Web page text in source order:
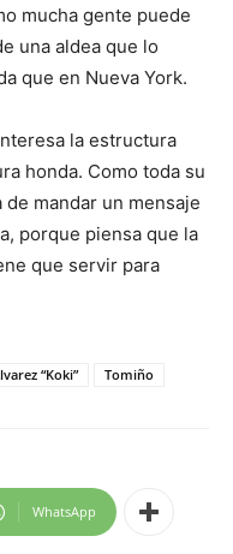
mucha gente puede
una aldea que lo
que en Nueva York.
la estructura
honda. Como toda su
mandar un mensaje
porque piensa que la
que servir para
“Koki” Tomiño
WhatsApp